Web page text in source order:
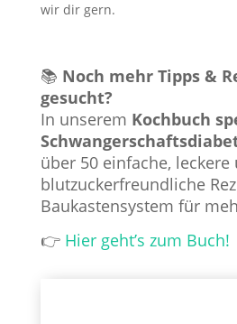
wir dir gern.
📚 Noch mehr Tipps &
gesucht?
In unserem Kochbuch
über 50 einfache, leckere
blutzuckerfreundliche
Baukastensystem für
👉 Hier geht’s zum Buch!